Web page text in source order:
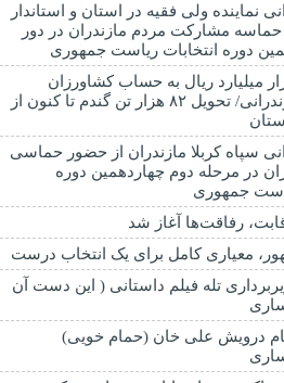
نماینده ولی فقیه در استان و استاندار
حماسه مشارکت مردم مازندران در دور
دوره انتخابات ریاست جمهوری
۵ هزار میلیارد ریال به حساب کشاورزان
گندمکار مازندرانی/ تحویل ۸۲ هزار تن گندم تا کنون از
سپاه کربلا مازندران از حضور حماسی
در مرحله دوم چهاردهمین دوره
جمهوری
رفاقت‌ها آغاز شد
معیاری کامل برای یک انتخاب درست
تله فیلم داستانی ( این دست آن
درویش علی خان (حمام خویی)